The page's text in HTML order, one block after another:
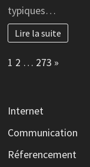
typiques…
Lire la suite
Page:
1 2 … 273 Next
»
Internet
Communication
Réferencement